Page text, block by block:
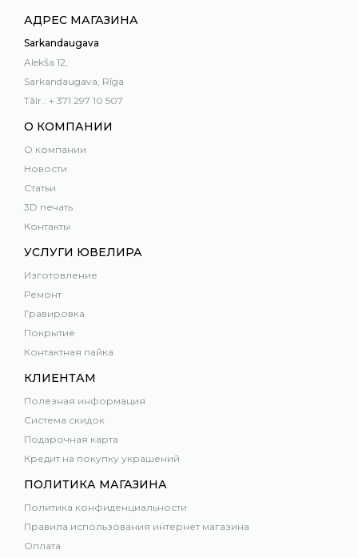
АДРЕС МАГАЗИНА
Sarkandaugava
Alekša 12,
Sarkandaugava, Rīga
Tālr.: + 371 297 10 507
О КОМПАНИИ
О компании
Новости
Статьи
3D печать
Контакты
УСЛУГИ ЮВЕЛИРА
Изготовление
Ремонт
Гравировка
Покрытие
Контактная пайка
КЛИЕНТАМ
Полезная информация
Система скидок
Подарочная карта
Кредит на покупку украшений
ПОЛИТИКА МАГАЗИНА
Политика конфиденциальности
Правила использования интернет магазина
Оплата